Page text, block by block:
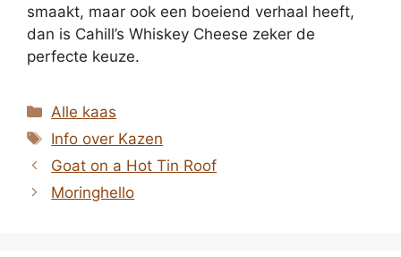
smaakt, maar ook een boeiend verhaal heeft,
dan is Cahill’s Whiskey Cheese zeker de
perfecte keuze.
Categorieën
Alle kaas
Tags
Info over Kazen
Goat on a Hot Tin Roof
Moringhello